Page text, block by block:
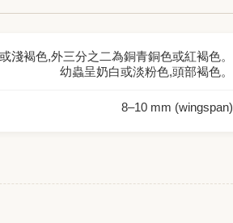
淺褐色,外三分之二為銅青銅色或紅褐色。
幼蟲呈奶白或淡粉色,頭部褐色。
8–10 mm (wingspan)